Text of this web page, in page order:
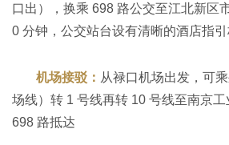
云南四只猫实业有限
上海沪小七食品科技有
口出），换乘 698 路公交至江北新区
0 分钟，公交站台设有清晰的酒店指引
机场接驳： 从禄口机场出发，可
场线）转 1 号线再转 10 号线至南京
698 路抵达